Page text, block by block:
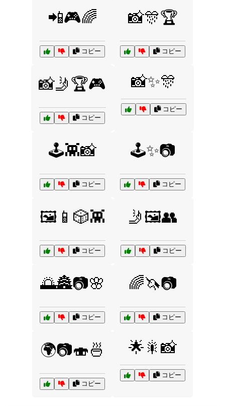
📲🎮🌈
コピー
📸🎊🏆
コピー
📸🤳🏆🎮
コピー
📸✨🎊
コピー
🕹️👾📸
コピー
🕹️✨📷
コピー
🖼️📱🎲👾
コピー
🤳🖼️👥
コピー
🌅🏯📷🌸
コピー
🌈🦄📷
コピー
🌍📷🍣🍜
コピー
🌟🎇📸
コピー